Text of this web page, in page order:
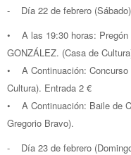
- Día 22 de febrero (Sábado)
• A las 19:30 horas: Pregón
GONZÁLEZ. (Casa de
• A Continuación: Concurso
Cultura). Entrada 2 €
• A Continuación: Baile de
Gregorio Bravo).
- Día 23 de febrero